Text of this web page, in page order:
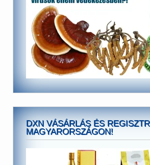
DXN VÁSÁRLÁS ÉS
MAGYARORSZÁGON!